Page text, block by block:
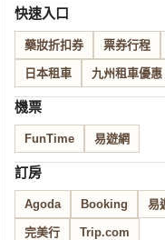
快速入口
藥妝折扣券 票券行程
日本租車 九州租車優惠
機票
FunTime 易遊網
訂房
Agoda Booking 易
完美行 Trip.com